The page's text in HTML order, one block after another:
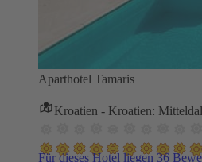
Aparthotel Tamaris
Kroatien - Kroatien:
Für dieses Hotel liegen 36